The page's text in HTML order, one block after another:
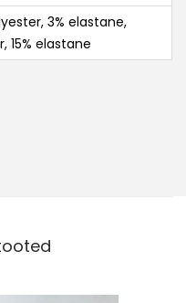
3% elastane,
15% elastane